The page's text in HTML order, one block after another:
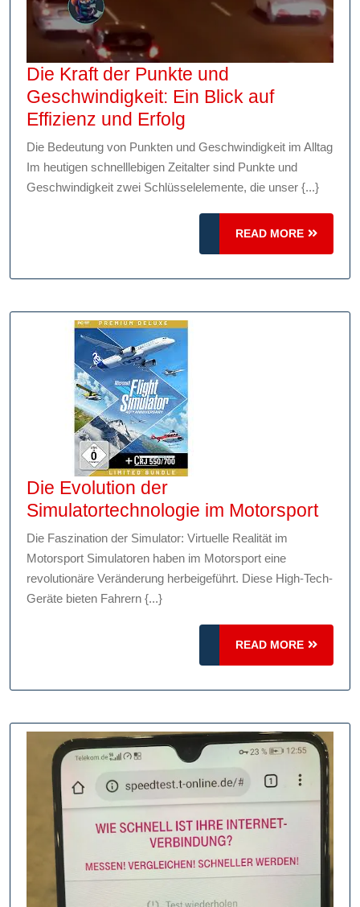
Die Kraft der Punkte und
Geschwindigkeit: Ein Blick auf
Effizienz und Erfolg
Kraft
der
Punkte
und
Geschwindigkeit:
Ein
Blick
Effizienz
Erfolg
Die Bedeutung von Punkten und Geschwindigkeit im Alltag
Im heutigen schnelllebigen Zeitalter sind Punkte und
Geschwindigkeit zwei Schlüsselelemente, die unser {...}
READ MORE
READ
MORE
Die Evolution der
Simulatortechnologie im MotorsportDie
Die Faszination der Simulator: Virtuelle Realität im
Motorsport Simulatoren haben im Motorsport eine
revolutionäre Veränderung herbeigeführt. Diese High-Tech-
Geräte bieten Fahrern {...}
READ MORE
READ
MORE